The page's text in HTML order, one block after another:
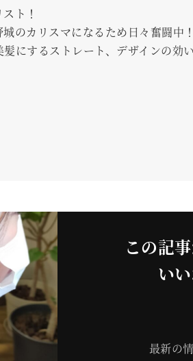
ト！
のカリスマになるため日々奮闘中！
にするストレート、デザインの効
この記
い
最新の